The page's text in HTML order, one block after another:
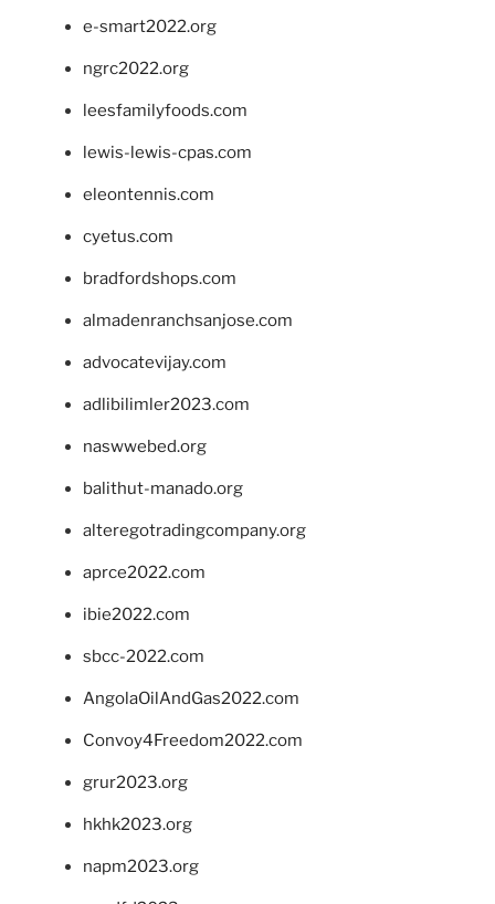
e-smart2022.org
ngrc2022.org
leesfamilyfoods.com
lewis-lewis-cpas.com
eleontennis.com
cyetus.com
bradfordshops.com
almadenranchsanjose.com
advocatevijay.com
adlibilimler2023.com
naswwebed.org
balithut-manado.org
alteregotradingcompany.org
aprce2022.com
ibie2022.com
sbcc-2022.com
AngolaOilAndGas2022.com
Convoy4Freedom2022.com
grur2023.org
hkhk2023.org
napm2023.org